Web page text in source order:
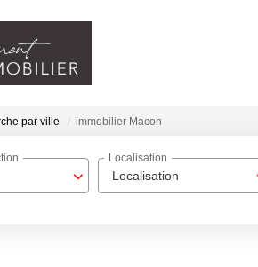
par ville immobilier Macon
Localisation
Localisation